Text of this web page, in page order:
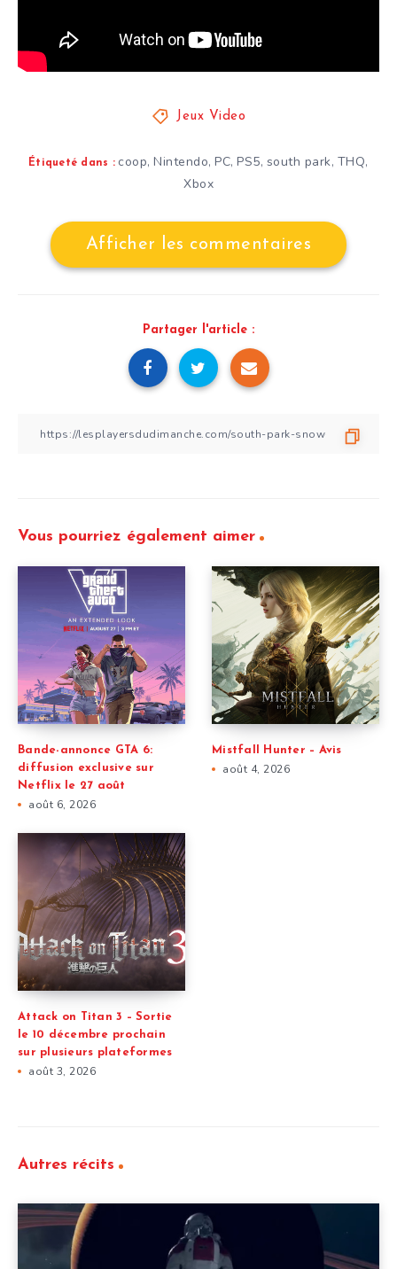
Jeux Video
Étiqueté dans : coop,Nintendo,PC,PS5, south park, THQ,
Xbox
Afficher les commentaires
Partager l'article :
Vous pourriez également aimer
Bande-annonce GTA 6:
diffusion exclusive sur
Netflix le 27 août
août 6, 2026
Mistfall Hunter – Avis
août 4, 2026
Attack on Titan 3 – Sortie
le 10 décembre prochain
sur plusieurs plateformes
août 3, 2026
Autres récits